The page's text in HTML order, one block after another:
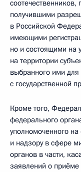
получившими
в Российской
имеющими
но и состоящими на
на территории
выбранного ими для
с государственной
Кроме того,
федерального
уполномоченного
и надзору в сфере
органов в части,
заявлений о